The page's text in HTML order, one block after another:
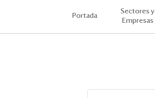
Portada
Sectores y
Empresas